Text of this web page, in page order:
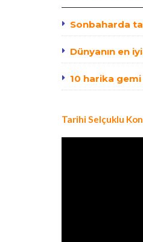
Sonbaharda
Dünyanın en
10 harika gemi
Tarihi Selçuklu